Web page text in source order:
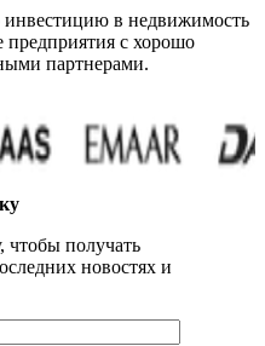
в недвижимость
предприятия с хорошо
партнерами.
получать
новостях и